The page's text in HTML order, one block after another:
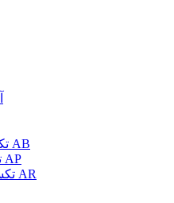
تکسچر آجر نسوز مدرن AB
تکسچر آجر نسوز پلاک AP
تکسچر آجر نسوز رستیک AR